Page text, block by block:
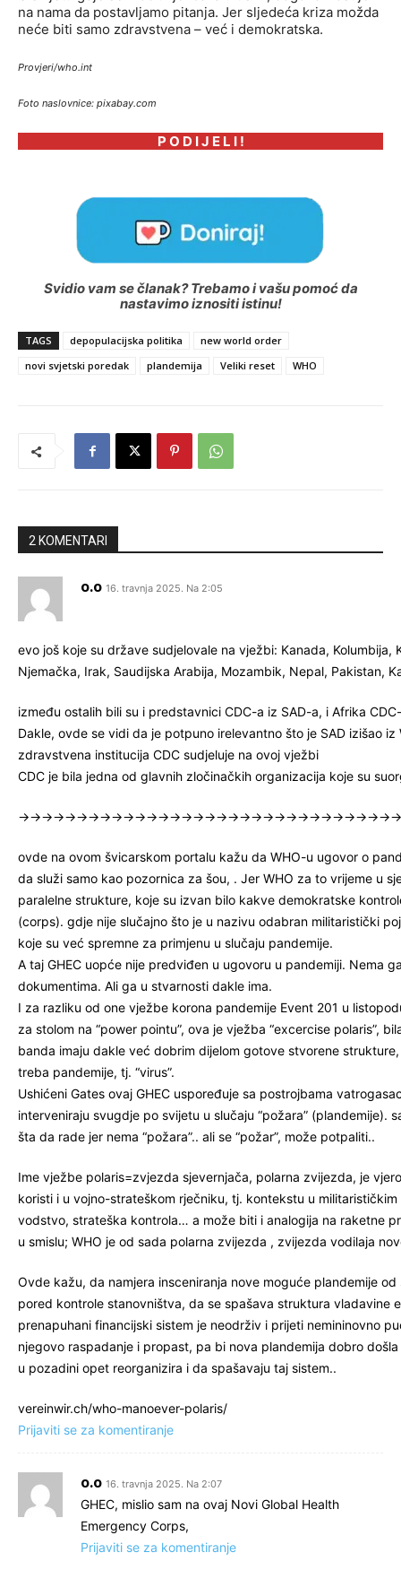
na nama da postavljamo pitanja. Jer sljedeća kriza možda
neće biti samo zdravstvena – već i demokratska.
Provjeri/who.int
Foto naslovnice: pixabay.com
P O D I J E L I !
Svidio vam se članak? Trebamo i vašu pomoć da
nastavimo iznositi istinu!
TAGS depopulacijska politika
new world order
novi svjetski poredak
plandemija Veliki reset WHO
2 KOMENTARI
o.o 16. travnja 2025. Na 2:05
evo još koje su države sudjelovale na vježbi: Kanada, Kolumbija,
Njemačka, Irak, Saudijska Arabija, Mozambik, Nepal, Pakistan,
između ostalih bili su i predstavnici CDC-a iz SAD-a, i Afrika
Dakle, ovde se vidi da je potpuno irelevantno što je SAD izišao
zdravstvena institucija CDC sudjeluje na ovoj vježbi
CDC je bila jedna od glavnih zločinačkih organizacija koje su
ovde na ovom švicarskom portalu kažu da WHO-u ugovor o
da služi samo kao pozornica za šou, . Jer WHO za to vrijeme u
paralelne strukture, koje su izvan bilo kakve demokratske
(corps). gdje nije slučajno što je u nazivu odabran militaristički
koje su već spremne za primjenu u slučaju pandemije.
A taj GHEC uopće nije predviđen u ugovoru u pandemiji. Nema
dokumentima. Ali ga u stvarnosti dakle ima.
I za razliku od one vježbe korona pandemije Event 201 u
za stolom na “power pointu”, ova je vježba “excercise polaris”,
banda imaju dakle već dobrim dijelom gotove stvorene
treba pandemije, tj. “virus”.
Ushićeni Gates ovaj GHEC uspoređuje sa postrojbama
interveniraju svugdje po svijetu u slučaju “požara” (plandemije).
šta da rade jer nema “požara”.. ali se “požar”, može potpaliti..
Ime vježbe polaris=zvjezda sjevernjača, polarna zvijezda, je
koristi i u vojno-strateškom rječniku, tj. kontekstu u
vodstvo, strateška kontrola… a može biti i analogija na raketne
u smislu; WHO je od sada polarna zvijezda , zvijezda vodilaja
Ovde kažu, da namjera insceniranja nove moguće plandemije
pored kontrole stanovništva, da se spašava struktura vladavine
prenapuhani financijski sistem je neodrživ i prijeti nemininovno
njegovo raspadanje i propast, pa bi nova plandemija dobro
u pozadini opet reorganizira i da spašavaju taj sistem..
vereinwir.ch/who-manoever-polaris/
Prijaviti se za komentiranje
o.o 16. travnja 2025. Na 2:07
GHEC, mislio sam na ovaj Novi Global Health
Emergency Corps,
Prijaviti se za komentiranje